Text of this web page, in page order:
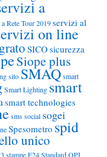
a
Rete Tour 2019servizi al
on line
SICOsicurezza
Siope plus
sito SMAQsmart
Smart Lighting smart
smart technologies
smssocial sogei
Spesometro spid
unico
stampe F24Standard OPI